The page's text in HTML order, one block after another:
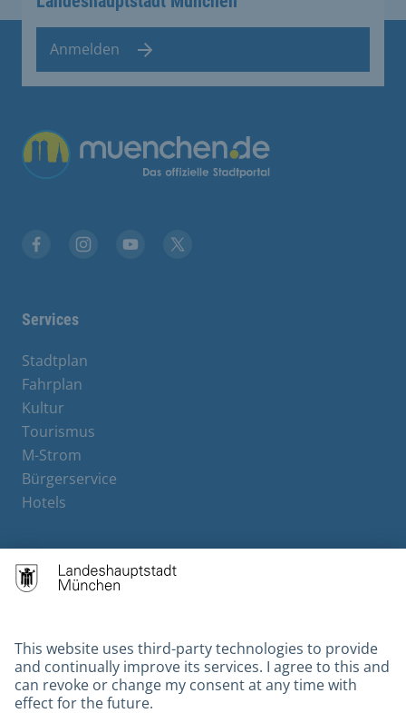
Anmelden
Übergreifende Links
Services
Stadtplan
Fahrplan
Kultur
Tourismus
M-Strom
Bürgerservice
Hotels
Contact
Gebärdensprache
Datenschutz
Kontakt